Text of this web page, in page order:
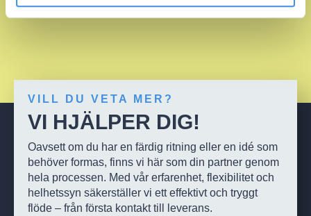
VILL DU VETA MER?
VI HJÄLPER DIG!
Oavsett om du har en färdig ritning eller en idé som
behöver formas, finns vi här som din partner genom
hela processen. Med vår erfarenhet, flexibilitet och
helhetssyn säkerställer vi ett effektivt och tryggt
flöde – från första kontakt till leverans.